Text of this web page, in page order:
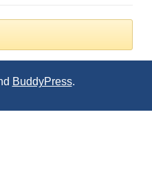
BuddyPress.